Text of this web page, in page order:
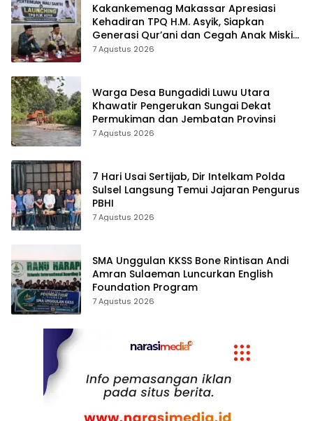
Kakankemenag Makassar Apresiasi
Kehadiran TPQ H.M. Asyik, Siapkan
Generasi Qur’ani dan Cegah Anak Miskin
Spiritualitas
7 Agustus 2026
Warga Desa Bungadidi Luwu Utara
Khawatir Pengerukan Sungai Dekat
Permukiman dan Jembatan Provinsi
7 Agustus 2026
7 Hari Usai Sertijab, Dir Intelkam Polda
Sulsel Langsung Temui Jajaran Pengurus
PBHI
7 Agustus 2026
SMA Unggulan KKSS Bone Rintisan Andi
Amran Sulaeman Luncurkan English
Foundation Program
7 Agustus 2026